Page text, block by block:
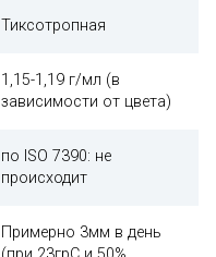
Тиксотропная
1,15-1,19 г/мл (в
зависимости от цвета)
по ISO 7390: не
происходит
Примерно 3мм в день